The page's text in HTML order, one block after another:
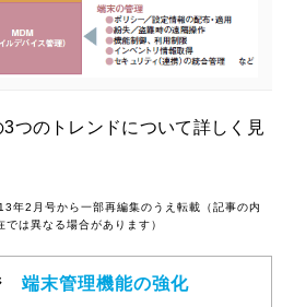
つのトレンドについて詳しく見
年2月号から一部再編集のうえ転載（記事の内
は異なる場合があります）
端末管理機能の強化